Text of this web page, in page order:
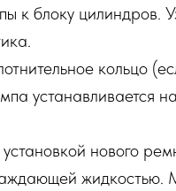
к блоку цилиндров.
кольцо
устанавливается
нового
жидкостью.